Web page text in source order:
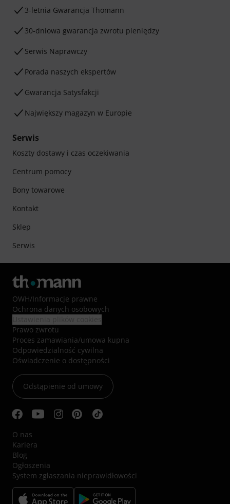
3-letnia Gwarancja Thomann
30-dniowa gwarancja zwrotu pieniędzy
Serwis Naprawczy
Porada naszych ekspertów
Gwarancja Satysfakcji
Największy magazyn w Europie
Serwis
Koszty dostawy i czas oczekiwania
Centrum pomocy
Bony towarowe
Kontakt
Sklep
Serwis
OWH/Informacje prawne
Ochrona danych osobowych
Prawo zwrotu
Proces zamawiania/umowa kupna
Odpowiedzialność cywilna
Oświadczenie o dostępności
Odstąpienie od umowy
O nas
Kariera
Blog
Ogłoszenia
System zgłaszania nieprawidłowości